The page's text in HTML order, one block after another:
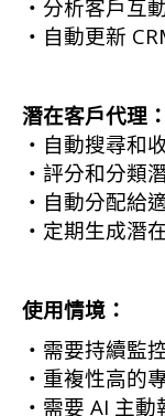
・分析客戶互
・自動更新
潛在客戶代理：
・自動搜尋和
・評分和分類
・自動分配給
・定期生成潛
使用情境：
・需要持續監
・重複性高的
・需要 AI 主